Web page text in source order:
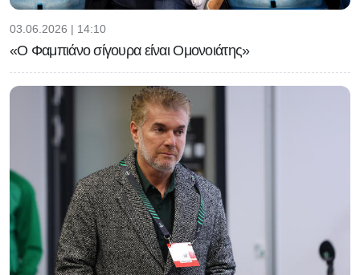
03.06.2026 | 14:10
«Ο Φαμπιάνο σίγουρα είναι Ομονοιάτης»